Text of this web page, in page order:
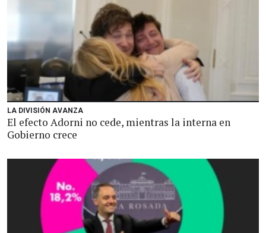
LA DIVISIÓN AVANZA
El efecto Adorni no cede, mientras la interna en
Gobierno crece